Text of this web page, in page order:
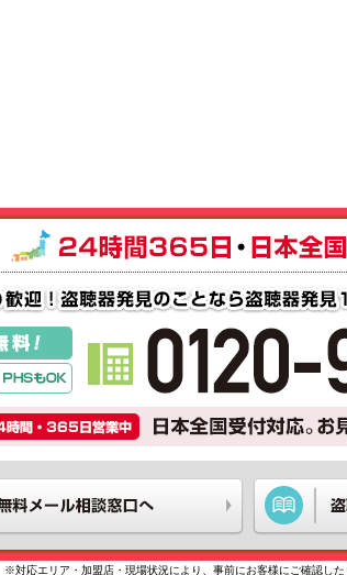
※対応エリア・加盟店・現場状況により、事前にお客様にご確認し